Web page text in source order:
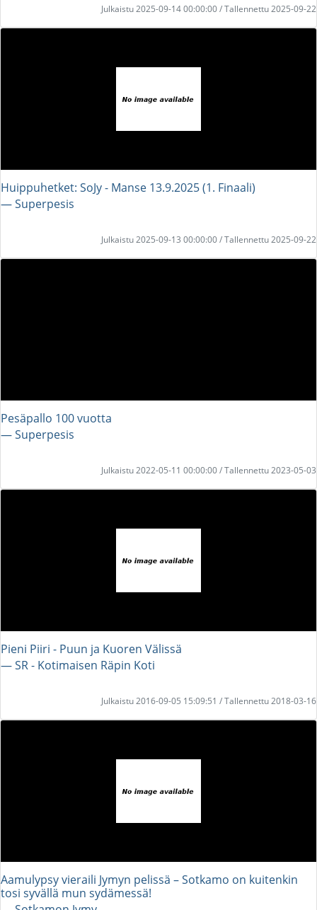
Julkaistu 2025-09-14 00:00:00 / Tallennettu 2025-09-22
Huippuhetket: SoJy - Manse 13.9.2025 (1. Finaali)
― Superpesis
Julkaistu 2025-09-13 00:00:00 / Tallennettu 2025-09-22
Pesäpallo 100 vuotta
― Superpesis
Julkaistu 2022-05-11 00:00:00 / Tallennettu 2023-05-03
Pieni Piiri - Puun ja Kuoren Välissä
― SR - Kotimaisen Räpin Koti
Julkaistu 2016-09-05 15:09:51 / Tallennettu 2018-03-16
Aamulypsy vieraili Jymyn pelissä – Sotkamo on kuitenkin
tosi syvällä mun sydämessä!